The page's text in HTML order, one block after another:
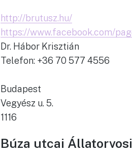
http://brutusz.hu/
https://www.facebook.com/
Dr. Hábor Krisztián
Telefon: +36 70 577 4556
Budapest
Vegyész u. 5.
1116
Búza utcai